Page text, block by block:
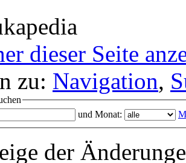
dieser Seite
zu: Navigation,
und Monat:
der